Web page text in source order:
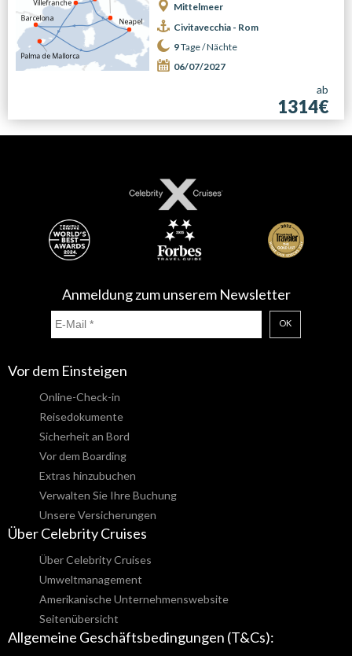
Mittelmeer
Civitavecchia - Rom
9Tage /Nächte
06/07/2027
ab
1314€
Anmeldung zum unserem Newsletter
OK
Vor dem Einsteigen
Online-Check-in
Reisedokumente
Sicherheit an Bord
Vor dem Boarding
Extras hinzubuchen
Verwalten Sie Ihre Buchung
Unsere Versicherungen
Über Celebrity Cruises
Über Celebrity Cruises
Umweltmanagement
Amerikanische Unternehmenswebsite
Seitenübersicht
Allgemeine Geschäftsbedingungen (T&Cs):